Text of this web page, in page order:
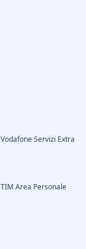
Vodafone Servizi Extra
TIM Area Personale